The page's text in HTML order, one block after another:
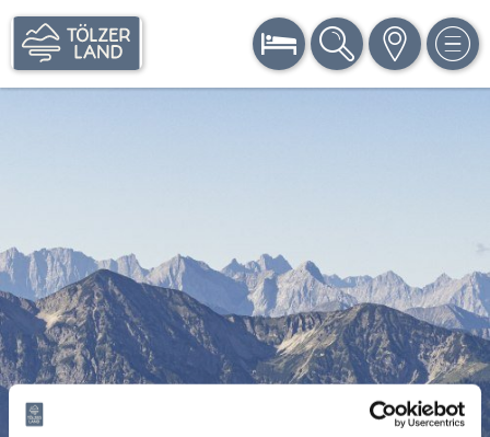
BUCHEN SUCHE KARTE MENÜ